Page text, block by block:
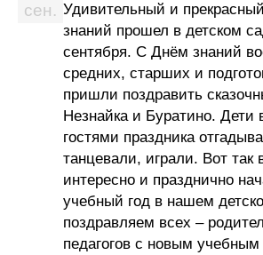
сен. Удивительный и
знаний прошел в детском
сентября. С Днём знаний
средних, старших и
пришли поздравить
Незнайка и Буратино. Дети
гостями праздника
танцевали, играли. Вот так
интересно и празднично
учебный год в нашем
поздравляем всех –
педагогов с новым